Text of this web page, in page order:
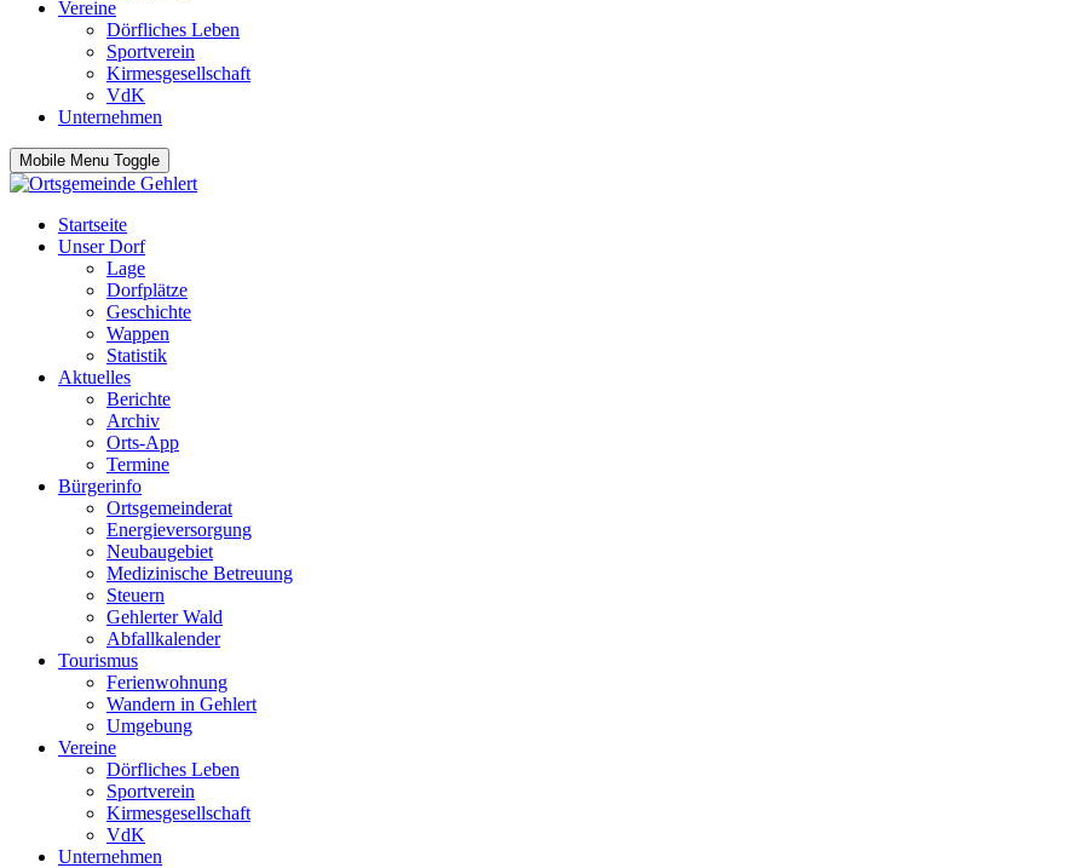
Vereine
Dörfliches Leben
Sportverein
Kirmesgesellschaft
VdK
Unternehmen
Mobile Menu Toggle
Startseite
Unser Dorf
Lage
Dorfplätze
Geschichte
Wappen
Statistik
Aktuelles
Berichte
Archiv
Orts-App
Termine
Bürgerinfo
Ortsgemeinderat
Energieversorgung
Neubaugebiet
Medizinische Betreuung
Steuern
Gehlerter Wald
Abfallkalender
Tourismus
Ferienwohnung
Wandern in Gehlert
Umgebung
Vereine
Dörfliches Leben
Sportverein
Kirmesgesellschaft
VdK
Unternehmen